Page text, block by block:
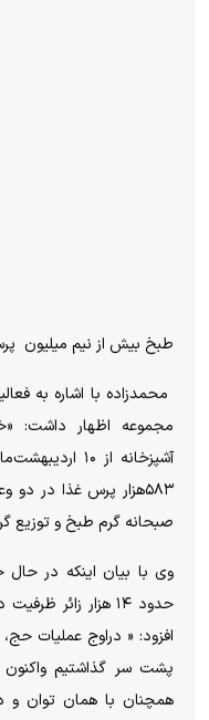
طبخ بیش از نیم میلیون
مجموعه اظهار داشت:
آشپزخانه از ۱۰
صبحانه گرم طبخ و توزیع
حدود ۱۴ هزار زائر
پشت سر گذاشتیم واکنون
همچنان با همان توان